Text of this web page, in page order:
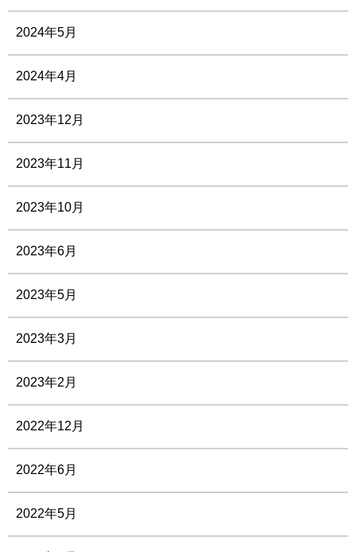
2024年5月
2024年4月
2023年12月
2023年11月
2023年10月
2023年6月
2023年5月
2023年3月
2023年2月
2022年12月
2022年6月
2022年5月